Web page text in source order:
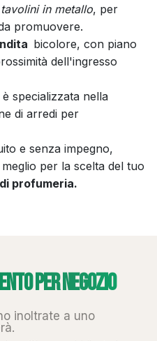
in metallo, per
promuovere.
bicolore, con piano
dell'ingresso
è specializzata nella
di arredi per
e senza impegno,
per la scelta del tuo
profumeria.
per negozio
inoltrate a uno